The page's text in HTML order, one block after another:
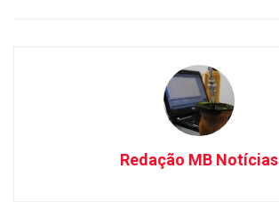
Redação MB Notícias